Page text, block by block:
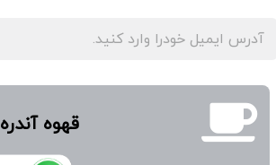
قهوه آندره